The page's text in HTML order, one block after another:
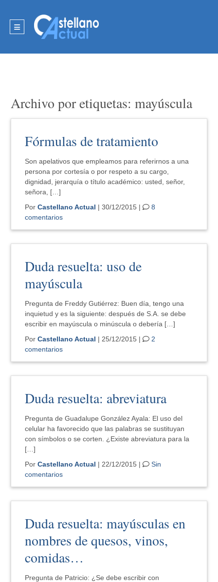
Archivo por etiquetas: mayúscula
Fórmulas de tratamiento
Son apelativos que empleamos para referirnos a una
persona por cortesía o por respeto a su cargo,
dignidad, jerarquía o título académico: usted, señor,
señora, […]
PorCastellano Actual | 30/12/2015 |
8
comentarios
Duda resuelta: uso de
mayúscula
Pregunta de Freddy Gutiérrez: Buen día, tengo una
inquietud y es la siguiente: después de S.A. se debe
escribir en mayúscula o minúscula o debería […]
PorCastellano Actual | 25/12/2015 |
2
comentarios
Duda resuelta: abreviatura
Pregunta de Guadalupe González Ayala: El uso del
celular ha favorecido que las palabras se sustituyan
con símbolos o se corten. ¿Existe abreviatura para la
[…]
PorCastellano Actual | 22/12/2015 |
Sin
comentarios
Duda resuelta: mayúsculas en
nombres de quesos, vinos,
comidas…
Pregunta de Patricio: ¿Se debe escribir con